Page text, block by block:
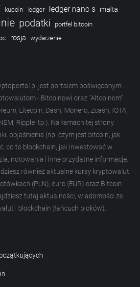
kucoin ledger ledger nano s malta
podatki portfel bitcoin
rosja wydarzenie
jest portalem poświęconym
- Bitcoinowi oraz "Altcoinom"
Litecoin, Dash, Monero, Zcash, IOTA,
Ripple itp.). Na łamach tej strony
objaśnienia (np. czym jest bitcoin, jak
co to blockchain, jak inwestować w
notowania i inne przydatne informacje.
również aktualne kursy kryptowalut
(PLN), euro (EUR) oraz Bitcoin
tutaj aktualności, wiadomości ze
i blockchain (łańcuch bloków).